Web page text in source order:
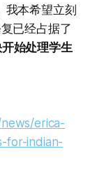
我本希望立刻
已经占据了
始处理学生
erica-
for-indian-